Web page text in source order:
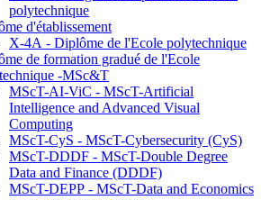
polytechnique
d'établissement
X-4A - Diplôme de l'Ecole polytechnique
de formation gradué de l'Ecole
-MSc&T
MScT-AI-ViC - MScT-Artificial
Intelligence and Advanced Visual
Computing
MScT-CyS - MScT-Cybersecurity (CyS)
MScT-DDDF - MScT-Double Degree
Data and Finance (DDDF)
MScT-DEPP - MScT-Data and Economics